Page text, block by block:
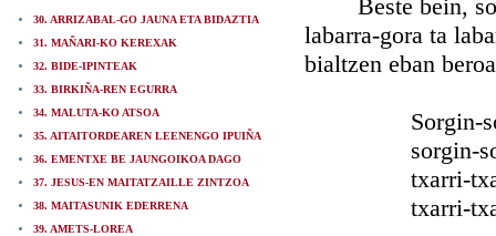
30. ARRIZABAL-GO JAUNA ETA BIDAZTIA
31. MAÑARI-KO KEREXAK
32. BIDE-IPINTEAK
33. BIRKIÑA-REN EGURRA
34. MALUTA-KO ATSOA
35. AITAITORDEAREN LEENENGO IPUIÑA
36. EMENTXE BE JAUNGOIKOA DAGO
37. JESUS-EN MAITATZAILLE ZINTZOA
38. MAITASUNIK EDERRENA
39. AMETS-LOREA
Beste bein,
labarra-gora ta
bialtzen eban
Sorgin-
sorgin-
txarri-
txarri-